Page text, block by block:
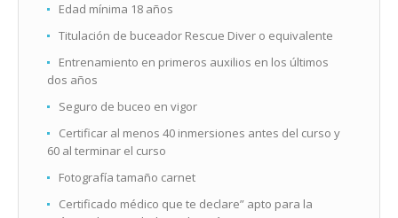
Edad mínima 18 años
Titulación de buceador Rescue Diver o equivalente
Entrenamiento en primeros auxilios en los últimos
dos años
Seguro de buceo en vigor
Certificar al menos 40 inmersiones antes del curso y
60 al terminar el curso
Fotografía tamaño carnet
Certificado médico que te declare” apto para la